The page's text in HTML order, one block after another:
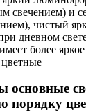
свечением) и
чистый
дневном
более
цветные
порядку